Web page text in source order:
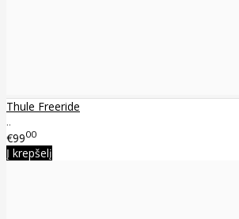
Thule Freeride
..
€9900
Į krepšelį